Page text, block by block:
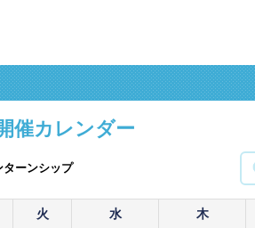
催カレンダー
ターンシップ
火 水 木